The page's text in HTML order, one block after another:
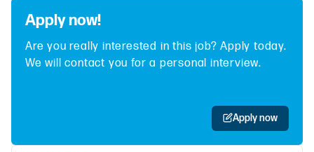
Apply now!
Are you really interested in this job? Apply today.
We will contact you for a personal interview.
Apply now